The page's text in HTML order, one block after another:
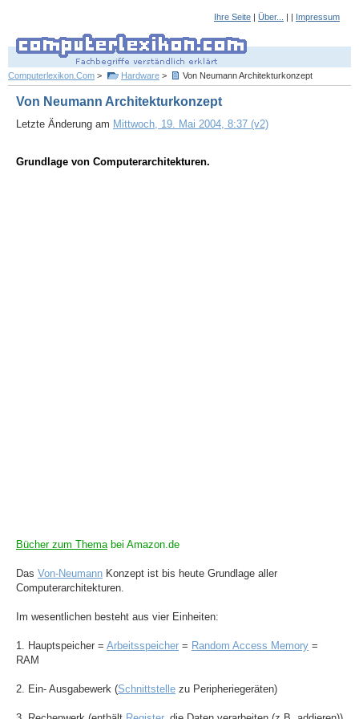
Ihre Seite | Über... | | Impressum
Computerlexikon.Com > Hardware > Von Neumann Architekturkonzept
Von Neumann Architekturkonzept
Letzte Änderung am Mittwoch, 19. Mai 2004, 8:37 (v2)
Grundlage von Computerarchitekturen.
Bücher zum Themabei Amazon.de
Das Von-Neumann Konzept ist bis heute Grundlage aller
Computerarchitekturen.
Im wesentlichen besteht aus vier Einheiten:
1. Hauptspeicher = Arbeitsspeicher = Random Access Memory =
RAM
2. Ein- Ausgabewerk (Schnittstelle zu Peripheriegeräten)